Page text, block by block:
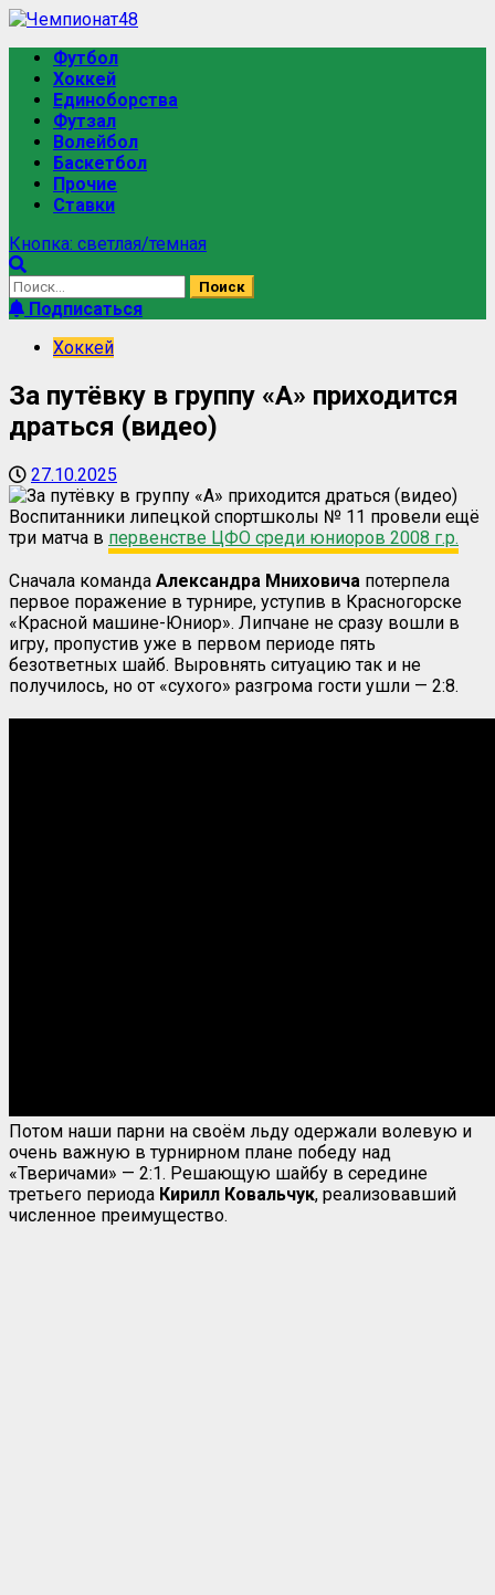
Футбол
Хоккей
Единоборства
Футзал
Волейбол
Баскетбол
Прочие
Ставки
Кнопка: светлая/темная
Подписаться
Хоккей
За путёвку в группу «А» приходится
драться (видео)
27.10.2025
Воспитанники липецкой спортшколы № 11 провели ещё
три матча в первенстве ЦФО среди юниоров 2008 г.р.
Сначала команда Александра Мниховича потерпела
первое поражение в турнире, уступив в Красногорске
«Красной машине-Юниор». Липчане не сразу вошли в
игру, пропустив уже в первом периоде пять
безответных шайб. Выровнять ситуацию так и не
получилось, но от «сухого» разгрома гости ушли — 2:8.
Потом наши парни на своём льду одержали волевую и
очень важную в турнирном плане победу над
«Тверичами» — 2:1. Решающую шайбу в середине
третьего периода Кирилл Ковальчук, реализовавший
численное преимущество.